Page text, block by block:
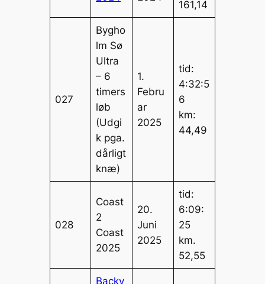
161,14
027
Bygho
lm Sø
Ultra
– 6
timers
løb
(Udgi
k pga.
dårligt
knæ)
1.
Febru
ar
2025
tid:
4:32:5
6
km:
44,49
028
Coast
2
Coast
2025
20.
Juni
2025
tid:
6:09:
25
km.
52,55
Backy